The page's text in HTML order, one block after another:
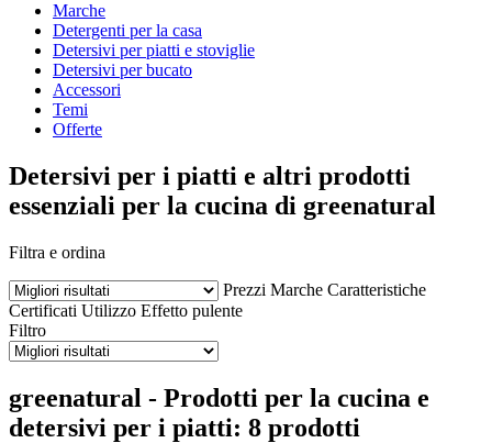
Marche
Detergenti per la casa
Detersivi per piatti e stoviglie
Detersivi per bucato
Accessori
Temi
Offerte
Detersivi per i piatti e altri prodotti
essenziali per la cucina di greenatural
Filtra e ordina
Prezzi Marche Caratteristiche
Certificati Utilizzo Effetto pulente
Filtro
greenatural - Prodotti per la cucina e
detersivi per i piatti: 8 prodotti